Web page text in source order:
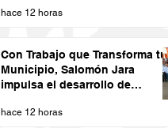
hace 12 horas
Con Trabajo que Transforma tu
Municipio, Salomón Jara
impulsa el desarrollo de
hace 12 horas